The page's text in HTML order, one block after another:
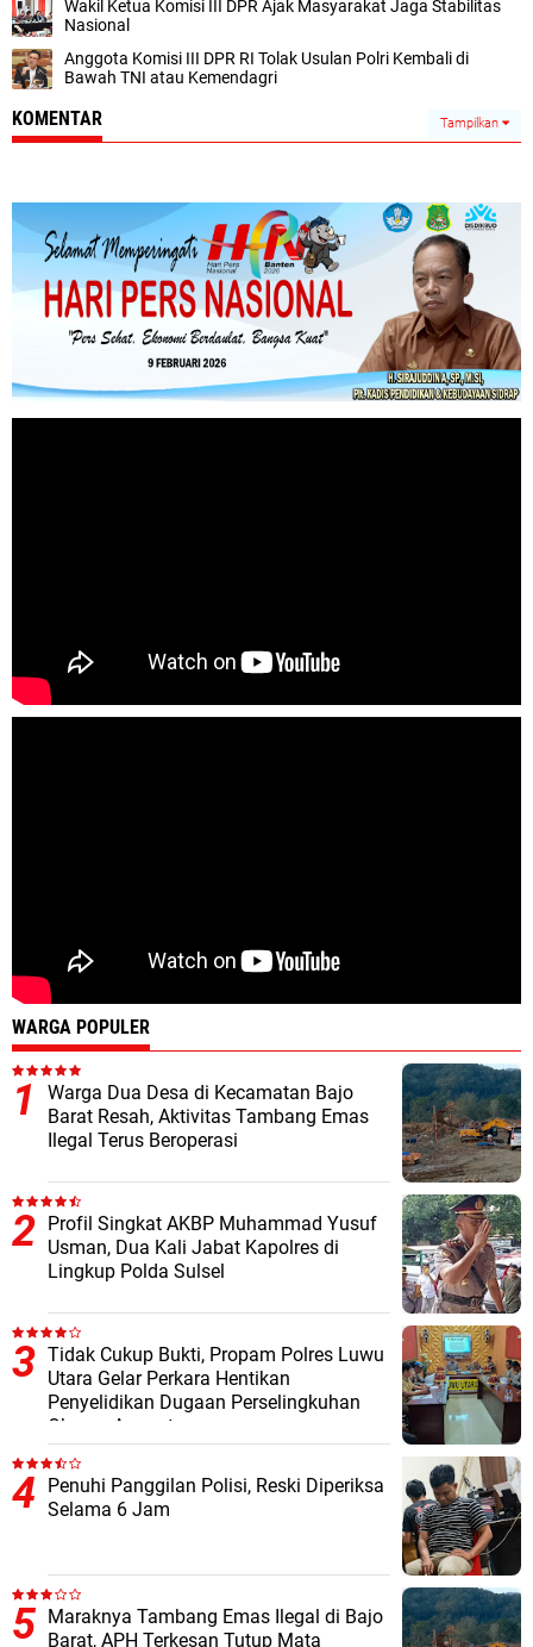
Wakil Ketua Komisi III DPR Ajak Masyarakat Jaga Stabilitas
Nasional
Anggota Komisi III DPR RI Tolak Usulan Polri Kembali di
Bawah TNI atau Kemendagri
KOMENTAR Tampilkan
WARGA POPULER
Warga Dua Desa di Kecamatan Bajo
Barat Resah, Aktivitas Tambang Emas
Ilegal Terus Beroperasi
Profil Singkat AKBP Muhammad Yusuf
Usman, Dua Kali Jabat Kapolres di
Lingkup Polda Sulsel
Tidak Cukup Bukti, Propam Polres Luwu
Utara Gelar Perkara Hentikan
Penyelidikan Dugaan Perselingkuhan
Oknum Anggota
Penuhi Panggilan Polisi, Reski Diperiksa
Selama 6 Jam
Maraknya Tambang Emas Ilegal di Bajo
Barat, APH Terkesan Tutup Mata